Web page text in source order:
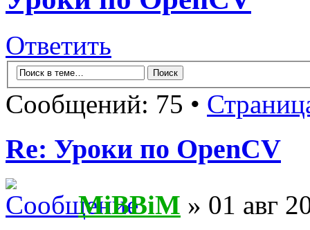
Ответить
Сообщений: 75 •
Re: Уроки по OpenCV
MiBBiM » 01 авг